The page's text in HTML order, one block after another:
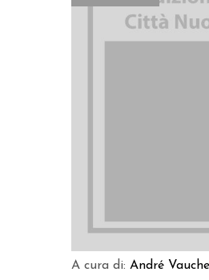
A cura di: André